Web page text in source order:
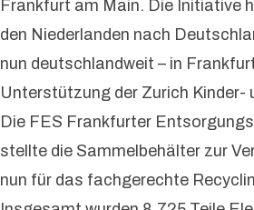
Frankfurt am Main. Die Initiative
den Niederlanden nach
nun deutschlandweit – in
Unterstützung der Zurich
Die FES Frankfurter
stellte die Sammelbehälter zur
nun für das fachgerechte